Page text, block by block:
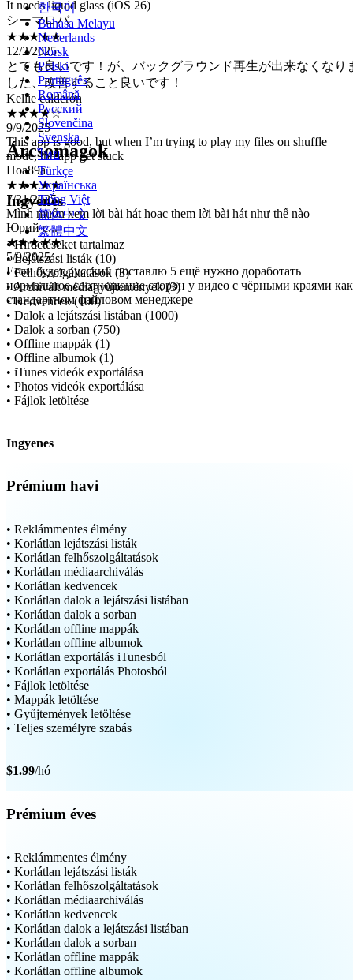
한국어
Bahasa Melayu
Nederlands
Norsk
Polski
Português
Română
Русский
Slovenčina
Svenska
ไทย
Türkçe
Українська
Tiếng Việt
简体中文
繁體中文
★★★★★
12/2/2025
とても良いです！が、バックグラウンド再生が出来なくなり
した、改善すること良いです！
Kellie calderón
★★★★☆
9/9/2025
This app is good, but when I’m trying to play my files on shuffle
mode, the app get stuck
Hoa89a
★★★★★
7/31/2025
Mình muốn xem lời bài hát hoac them lời bài hát như thế nào
Юрий с...
★★★★★
5/9/2025
Если будет русский поставлю 5 ещё нужно доработать
нормальное соотношение сторон у видео с чёрными краями как
стандартном файловом менеджере
Árcsomagok
Ingyenes
• Hirdetéseket tartalmaz
• Lejátszási listák (10)
• Felhőszolgáltatások (3)
• Archivált médiagyűjtemények (3)
• Kedvencek (100)
• Dalok a lejátszási listában (1000)
• Dalok a sorban (750)
• Offline mappák (1)
• Offline albumok (1)
• iTunes videók exportálása
• Photos videók exportálása
• Fájlok letöltése
Ingyenes
Prémium havi
• Reklámmentes élmény
• Korlátlan lejátszási listák
• Korlátlan felhőszolgáltatások
• Korlátlan médiaarchiválás
• Korlátlan kedvencek
• Korlátlan dalok a lejátszási listában
• Korlátlan dalok a sorban
• Korlátlan offline mappák
• Korlátlan offline albumok
• Korlátlan exportálás iTunesból
• Korlátlan exportálás Photosból
• Fájlok letöltése
• Mappák letöltése
• Gyűjtemények letöltése
• Teljes személyre szabás
$1.99/hó
Prémium éves
• Reklámmentes élmény
• Korlátlan lejátszási listák
• Korlátlan felhőszolgáltatások
• Korlátlan médiaarchiválás
• Korlátlan kedvencek
• Korlátlan dalok a lejátszási listában
• Korlátlan dalok a sorban
• Korlátlan offline mappák
• Korlátlan offline albumok